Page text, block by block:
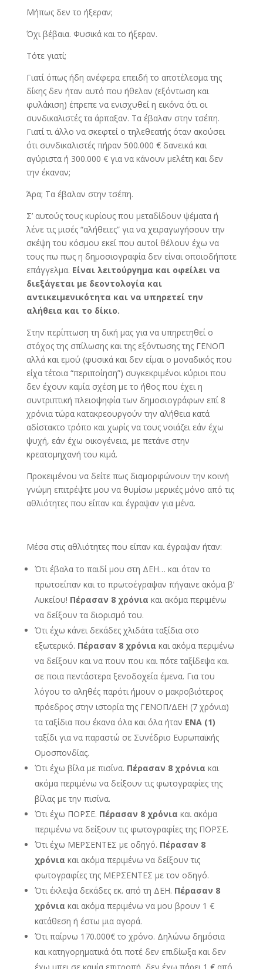
Μήπως δεν το ήξεραν;
Όχι βέβαια. Φυσικά και το ήξεραν.
Τότε γιατί;
Γιατί όπως ήδη ανέφερα επειδή το αποτέλεσμα της
δίκης δεν ήταν αυτό που ήθελαν (εξόντωση και
φυλάκιση) έπρεπε να ενισχυθεί η εικόνα ότι οι
συνδικαλιστές τα άρπαξαν. Τα έβαλαν στην τσέπη.
Γιατί τι άλλο να σκεφτεί ο τηλεθεατής όταν ακούσει
ότι συνδικαλιστές πήραν 500.000 € δανεικά και
αγύριστα ή 300.000 € για να κάνουν μελέτη και δεν
την έκαναν;
Άρα; Τα έβαλαν στην τσέπη.
Σ’ αυτούς τους κυρίους που μεταδίδουν ψέματα ή
λένε τις μισές “αλήθειες” για να χειραγωγήσουν την
σκέψη του κόσμου εκεί που αυτοί θέλουν έχω να
τους πω πως η δημοσιογραφία δεν είναι οποιοδήποτε
επάγγελμα. Είναι λειτούργημα και οφείλει να
διεξάγεται με δεοντολογία και
αντικειμενικότητα και να υπηρετεί την
αλήθεια και το δίκιο.
Στην περίπτωση τη δική μας για να υπηρετηθεί ο
στόχος της σπίλωσης και της εξόντωσης της ΓΕΝΟΠ
αλλά και εμού (φυσικά και δεν είμαι ο μοναδικός που
είχα τέτοια “περιποίηση”) συγκεκριμένοι κύριοι που
δεν έχουν καμία σχέση με το ήθος που έχει η
συντριπτική πλειοψηφία των δημοσιογράφων επί 8
χρόνια τώρα κατακρεουργούν την αλήθεια κατά
αδίστακτο τρόπο και χωρίς να τους νοιάζει εάν έχω
ψυχή, εάν έχω οικογένεια, με πετάνε στην
κρεατομηχανή του κιμά.
Προκειμένου να δείτε πως διαμορφώνουν την κοινή
γνώμη επιτρέψτε μου να θυμίσω μερικές μόνο από τις
αθλιότητες που είπαν και έγραψαν για μένα.
Μέσα στις αθλιότητες που είπαν και έγραψαν ήταν:
Ότι έβαλα το παιδί μου στη ΔΕΗ… και όταν το
πρωτοείπαν και το πρωτοέγραψαν πήγαινε ακόμα β’
Λυκείου! Πέρασαν 8 χρόνια και ακόμα περιμένω
να δείξουν τα διορισμό του.
Ότι έχω κάνει δεκάδες χλιδάτα ταξίδια στο
εξωτερικό. Πέρασαν 8 χρόνια και ακόμα περιμένω
να δείξουν και να πουν που και πότε ταξίδεψα και
σε ποια πεντάστερα ξενοδοχεία έμενα. Για του
λόγου το αληθές παρότι ήμουν ο μακροβιότερος
πρόεδρος στην ιστορία της ΓΕΝΟΠ/ΔΕΗ (7 χρόνια)
τα ταξίδια που έκανα όλα και όλα ήταν ΕΝΑ (1)
ταξίδι για να παραστώ σε Συνέδριο Ευρωπαϊκής
Ομοσπονδίας.
Ότι έχω βίλα με πισίνα. Πέρασαν 8 χρόνια και
ακόμα περιμένω να δείξουν τις φωτογραφίες της
βίλας με την πισίνα.
Ότι έχω ΠΟΡΣΕ. Πέρασαν 8 χρόνια και ακόμα
περιμένω να δείξουν τις φωτογραφίες της ΠΟΡΣΕ.
Ότι έχω ΜΕΡΣΕΝΤΕΣ με οδηγό. Πέρασαν 8
χρόνια και ακόμα περιμένω να δείξουν τις
φωτογραφίες της ΜΕΡΣΕΝΤΕΣ με τον οδηγό.
Ότι έκλεψα δεκάδες εκ. από τη ΔΕΗ. Πέρασαν 8
χρόνια και ακόμα περιμένω να μου βρουν 1 €
κατάθεση ή έστω μια αγορά.
Ότι παίρνω 170.000€ το χρόνο. Δηλώνω δημόσια
και κατηγορηματικά ότι ποτέ δεν επιδίωξα και δεν